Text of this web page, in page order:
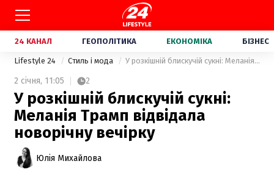
24 КАНАЛ ГЕОПОЛІТИКА ЕКОНОМІКА БІЗНЕС
Lifestyle 24 Стиль і мода У розкішній блискучій сукні: Меланія Трамп відвідала новорічну вечірку
2 січня, 11:05 2
У розкішній блискучій сукні:
Меланія Трамп відвідала
новорічну вечірку
Юлія Михайлова